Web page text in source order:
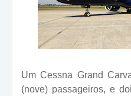
Um Cessna Grand
(nove) passageiros, e